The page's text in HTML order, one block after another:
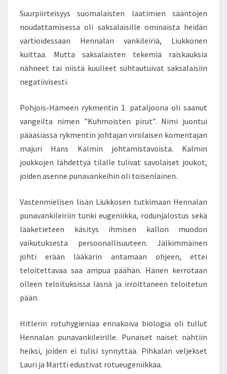
Suurpiirteisyys suomalaisten laatimien sääntöjen
noudattamisessa oli saksalaisille ominaista heidän
vartioidessaan Hennalan vankileiriä, Liukkonen
kuittaa. Mutta saksalaisten tekemiä raiskauksia
nähneet tai niistä kuulleet suhtautuivat saksalaisiin
negatiivisesti.
Pohjois-Hämeen rykmentin 1. pataljoona oli saanut
vangeilta nimen ”Kuhmoisten pirut”. Nimi juontui
pääasiassa rykmentin johtajan virolaisen komentajan
majuri Hans Kalmin johtamistavoista. Kalmin
joukkojen lähdettyä tilalle tulivat savolaiset joukot,
joiden asenne punavankeihin oli toisenlainen.
Vastenmielisen lisän Liukkosen tutkimaan Hennalan
punavankileiriin tunki eugeniikka, rodunjalostus sekä
lääketieteen käsitys ihmisen kallon muodon
vaikutuksesta persoonallisuuteen. Jälkimmäinen
johti erään lääkärin antamaan ohjeen, ettei
teloitettavaa saa ampua päähän. Hänen kerrotaan
olleen teloituksissa läsnä ja irroittaneen teloitetun
pään.
Hitlerin rotuhygieniaa ennakoiva biologia oli tullut
Hennalan punavankileirille. Punaiset naiset nähtiin
heiksi, joiden ei tulisi synnyttää. Pihkalan veljekset
Lauri ja Martti edustivat rotueugeniikkaa.